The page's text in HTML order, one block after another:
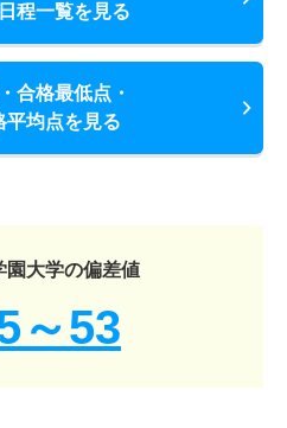
程一覧を見る
合格最低点・
平均点を見る
園大学の偏差値
～53